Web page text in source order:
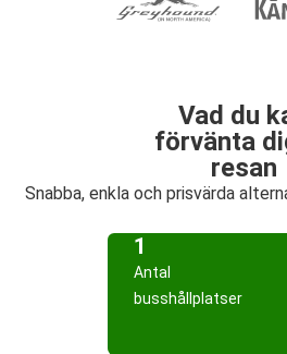
Vad du
förvänta
resan
Snabba, enkla och prisvärda
1
Antal
busshållplatser